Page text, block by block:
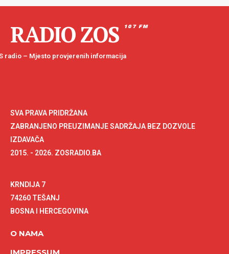
RADIO ZOS 107 FM
radio – Mjesto provjerenih informacija
SVA PRAVA PRIDRŽANA
ZABRANJENO PREUZIMANJE SADRŽAJA BEZ DOZVOLE
IZDAVAČA
2015. - 2026. ZOSRADIO.BA
KRNDIJA 7
74260 TEŠANJ
BOSNA I HERCEGOVINA
O NAMA